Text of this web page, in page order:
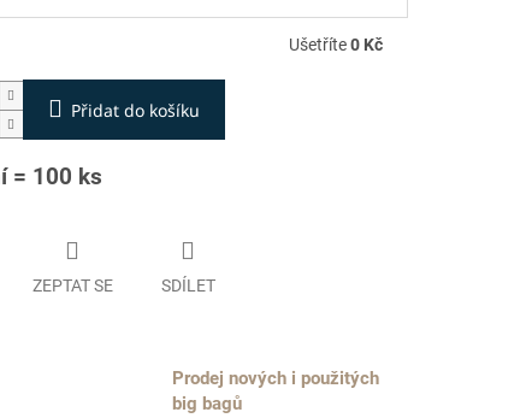
Ušetříte0 Kč
Přidat do košíku
= 100 ks
ZEPTAT SE SDÍLET
Prodej nových i použitých
big bagů